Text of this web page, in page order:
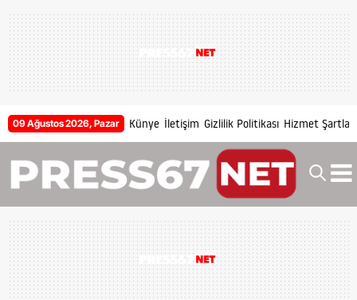
09 Ağustos 2026, Pazar Künye İletişim Gizlilik Politikası Hizmet Şartları